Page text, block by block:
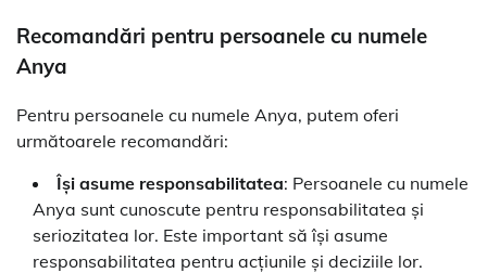
Recomandări pentru persoanele cu numele
Anya
Pentru persoanele cu numele Anya, putem oferi
următoarele recomandări:
Își asume responsabilitatea: Persoanele cu numele
Anya sunt cunoscute pentru responsabilitatea și
seriozitatea lor. Este important să își asume
responsabilitatea pentru acțiunile și deciziile lor.